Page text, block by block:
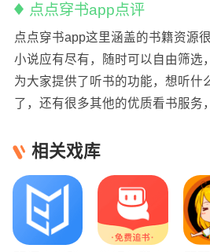
点点穿书app点评
点点穿书app这里涵盖的书籍资源
小说应有尽有，随时可以自由筛选
为大家提供了听书的功能，想听什
了，还有很多其他的优质看书服务
相关戏库